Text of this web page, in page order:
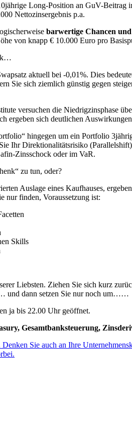
Long-Position an GuV-
Nettozinsergebnis p.a.
barwertige Chancen
von knapp € 10.000 Euro pro
aktuell bei -0,01%. Dies
Sie sich ziemlich günstig gegen
versuchen die Niedrigzinsphase
ergeben sich deutlichen
hingegen um ein Portfolio
Ihr Direktionalitätsrisiko
Zinsschock oder im VaR.
zu tun, oder?
Auslage eines Kaufhauses,
nur finden, Voraussetzung ist:
Skills
Liebsten. Ziehen Sie sich kurz
und dann setzen Sie nur noch um……
ja bis 22.00 Uhr geöffnet.
Gesamtbanksteuerung,
Denken Sie auch an Ihre